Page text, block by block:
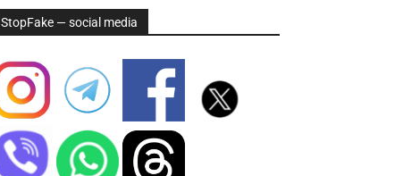
StopFake — social media